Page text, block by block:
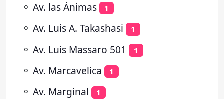
⚬ Av. las Ánimas 1
⚬ Av. Luis A. Takashasi 1
⚬ Av. Luis Massaro 501 1
⚬ Av. Marcavelica 1
⚬ Av. Marginal 1